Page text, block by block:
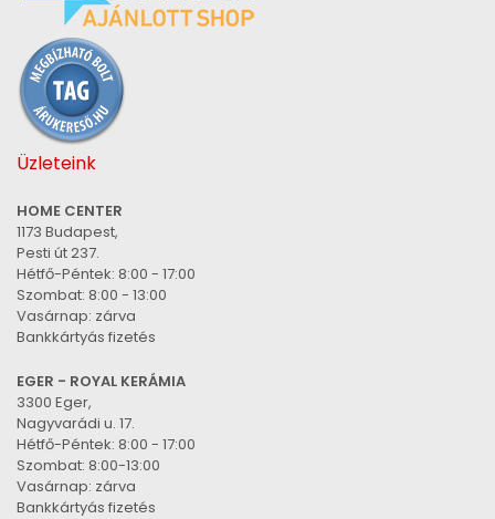
Üzleteink
HOME CENTER
1173 Budapest,
Pesti út 237.
Hétfő-Péntek: 8:00 - 17:00
Szombat: 8:00 - 13:00
Vasárnap: zárva
Bankkártyás fizetés
EGER - ROYAL KERÁMIA
3300 Eger,
Nagyvarádi u. 17.
Hétfő-Péntek: 8:00 - 17:00
Szombat: 8:00-13:00
Vasárnap: zárva
Bankkártyás fizetés